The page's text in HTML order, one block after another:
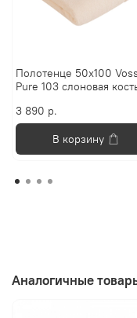
Полотенце 50х100
Pure 103 слоновая
3 890 р.
В корзину
Аналогичные